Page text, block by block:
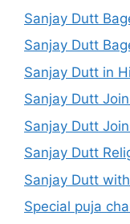
Sanjay Dutt
Sanjay Dutt
Sanjay Dutt in
Sanjay Dutt
Sanjay Dutt
Sanjay Dutt
Sanjay Dutt
Special puja